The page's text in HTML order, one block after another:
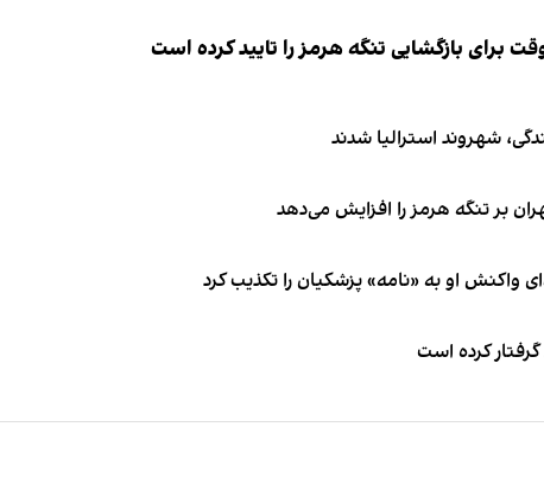
بازگشایی تنگه هرمز را تایید کرده است
بر تنگه هرمز را افزایش می‌دهد
او به «نامه» پزشکیان را تکذیب کرد
کرده است